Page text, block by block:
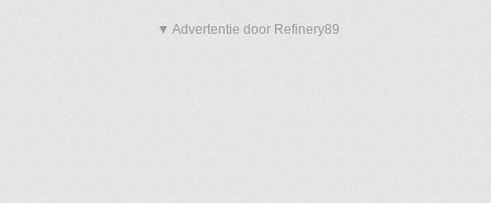
▼ Advertentie door Refinery89